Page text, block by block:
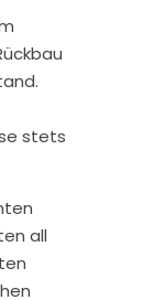
stets
all